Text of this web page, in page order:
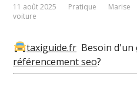
11 août 2025 Pratique Marise
voiture
taxiguide.fr Besoin d'un
référencement seo?